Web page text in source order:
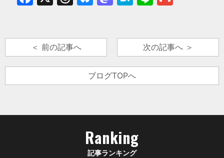
＜ 前の記事へ
ブログTOPへ
次の記事へ ＞
Ranking
記事ランキング